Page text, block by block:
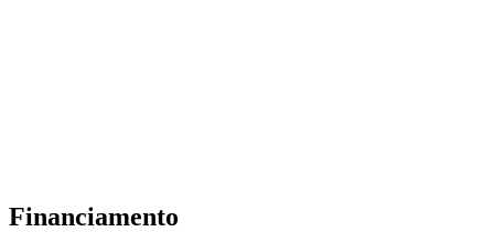
Financiamento